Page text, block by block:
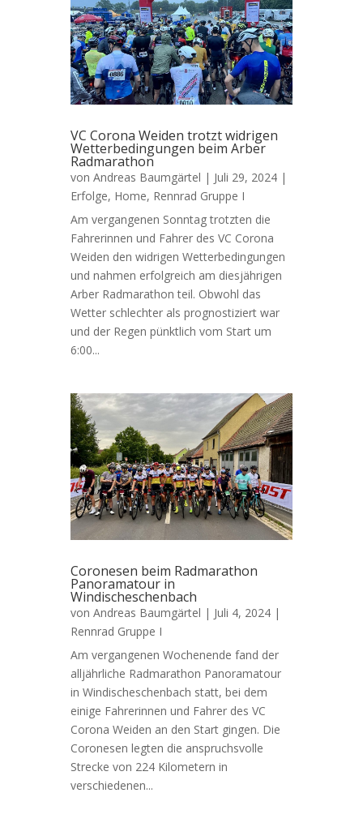
VC Corona Weiden trotzt widrigen
Wetterbedingungen beim Arber
Radmarathon
vonAndreas Baumgärtel | Juli 29, 2024 |
Erfolge, Home, Rennrad Gruppe I
Am vergangenen Sonntag trotzten die
Fahrerinnen und Fahrer des VC Corona
Weiden den widrigen Wetterbedingungen
und nahmen erfolgreich am diesjährigen
Arber Radmarathon teil. Obwohl das
Wetter schlechter als prognostiziert war
und der Regen pünktlich vom Start um
6:00...
Coronesen beim Radmarathon
Panoramatour in
Windischeschenbach
vonAndreas Baumgärtel | Juli 4, 2024 |
Rennrad Gruppe I
Am vergangenen Wochenende fand der
alljährliche Radmarathon Panoramatour
in Windischeschenbach statt, bei dem
einige Fahrerinnen und Fahrer des VC
Corona Weiden an den Start gingen. Die
Coronesen legten die anspruchsvolle
Strecke von 224 Kilometern in
verschiedenen...